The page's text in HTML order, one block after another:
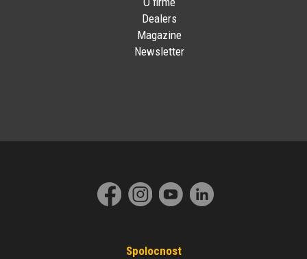
Dealers
Magazine
Newsletter
Spolocnost